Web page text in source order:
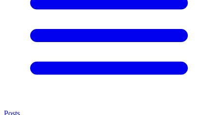
Posts